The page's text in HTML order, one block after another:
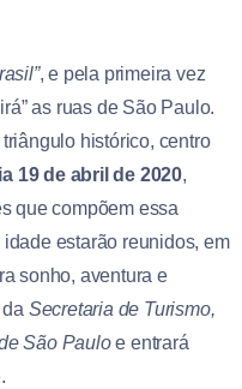
, e pela primeira vez
as ruas de São Paulo.
histórico, centro
19 de abril de 2020,
que compõem essa
idade estarão reunidos, em
sonho, aventura e
Secretaria de Turismo,
São Pauloe entrará